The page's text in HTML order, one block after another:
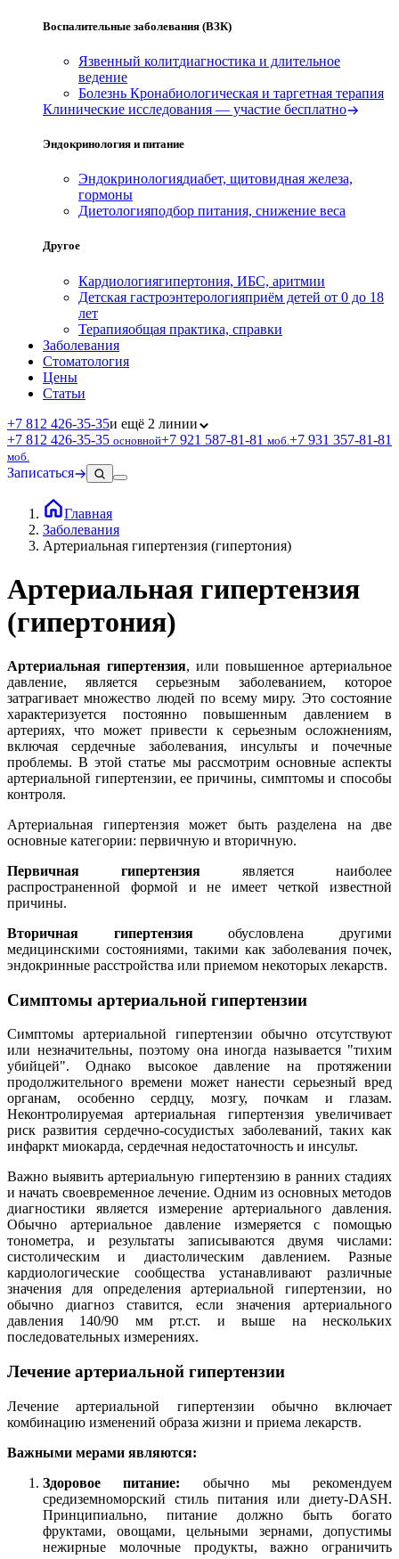
Воспалительные заболевания (ВЗК)
Язвенный колитдиагностика и длительное
ведение
Болезнь Кронабиологическая и таргетная терапия
Клинические исследования — участие бесплатно
Эндокринология и питание
Эндокринологиядиабет, щитовидная железа,
гормоны
Диетологияподбор питания, снижение веса
Другое
Кардиологиягипертония, ИБС, аритмии
Детская гастроэнтерологияприём детей от 0 до 18
лет
Терапияобщая практика, справки
Заболевания
Стоматология
Цены
Статьи
+7 812 426‑35‑35и ещё 2 линии
+7 812 426‑35‑35 основной+7 921 587‑81‑81 моб. +7 931 357‑81‑81
моб.
Записаться
Главная
Заболевания
Артериальная гипертензия (гипертония)
Артериальная гипертензия
(гипертония)
Артериальная гипертензия, или повышенное артериальное
давление, является серьезным заболеванием, которое
затрагивает множество людей по всему миру. Это состояние
характеризуется постоянно повышенным давлением в
артериях, что может привести к серьезным осложнениям,
включая сердечные заболевания, инсульты и почечные
проблемы. В этой статье мы рассмотрим основные аспекты
артериальной гипертензии, ее причины, симптомы и способы
контроля.
Артериальная гипертензия может быть разделена на две
основные категории: первичную и вторичную.
Первичная гипертензия является наиболее
распространенной формой и не имеет четкой известной
причины.
Вторичная гипертензияобусловлена другими
медицинскими состояниями, такими как заболевания почек,
эндокринные расстройства или приемом некоторых лекарств.
Симптомы артериальной гипертензии
Симптомы артериальной гипертензии обычно отсутствуют
или незначительны, поэтому она иногда называется "тихим
убийцей". Однако высокое давление на протяжении
продолжительного времени может нанести серьезный вред
органам, особенно сердцу, мозгу, почкам и глазам.
Неконтролируемая артериальная гипертензия увеличивает
риск развития сердечно-сосудистых заболеваний, таких как
инфаркт миокарда, сердечная недостаточность и инсульт.
Важно выявить артериальную гипертензию в ранних стадиях
и начать своевременное лечение. Одним из основных методов
диагностики является измерение артериального давления.
Обычно артериальное давление измеряется с помощью
тонометра, и результаты записываются двумя числами:
систолическим и диастолическим давлением. Разные
кардиологические сообщества устанавливают различные
значения для определения артериальной гипертензии, но
обычно диагноз ставится, если значения артериального
давления 140/90 мм рт.ст. и выше на нескольких
последовательных измерениях.
Лечение артериальной гипертензии
Лечение артериальной гипертензии обычно включает
комбинацию изменений образа жизни и приема лекарств.
Важными мерами являются:
Здоровое питание: обычно мы рекомендуем
средиземноморский стиль питания или диету-DASH.
Принципиально, питание должно быть богато
фруктами, овощами, цельными зернами, допустимы
нежирные молочные продукты, важно ограничить